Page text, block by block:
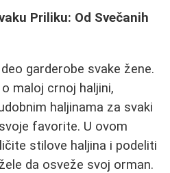
Priliku: Od Svečanih
garderobe svake žene.
maloj crnoj haljini,
haljinama za svaki
favorite. U ovom
stilove haljina i podeliti
da osveže svoj orman.